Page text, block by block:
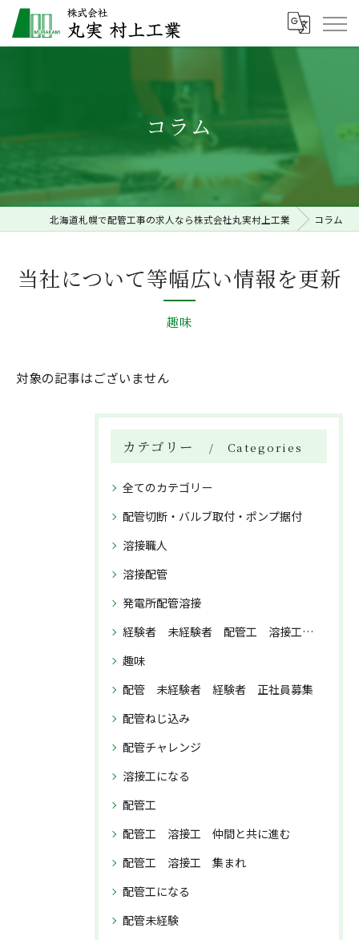
コラム
北海道札幌で配管工事の求人なら株式会社丸実村上工業 コラム
当社について等幅広い情報を更新
趣味
対象の記事はございません
カテゴリー Categories
全てのカテゴリー
配管切断・バルブ取付・ポンプ据付
溶接職人
溶接配管
発電所配管溶接
経験者 未経験者 配管工 溶接工 正社員募集
趣味
配管 未経験者 経験者 正社員募集
配管ねじ込み
配管チャレンジ
溶接工になる
配管工
配管工 溶接工 仲間と共に進む
配管工 溶接工 集まれ
配管工になる
配管未経験